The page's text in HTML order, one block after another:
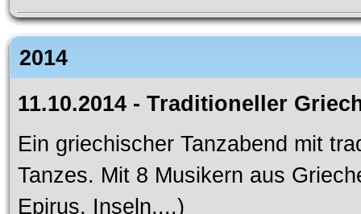
2014
11.10.2014 - Traditioneller
Ein griechischer Tanzabend mit
Tanzes. Mit 8 Musikern aus
Epirus, Inseln,...)